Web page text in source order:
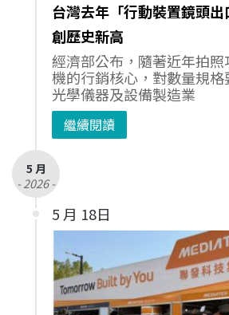
台灣去年「行動裝置鏡頭
創歷史新高
經濟部公布，隨著近年拍
機的行銷核心，對數量規
光學儀器及設備製造業
繼續閱讀
5 月
- 2026 -
5 月 18日